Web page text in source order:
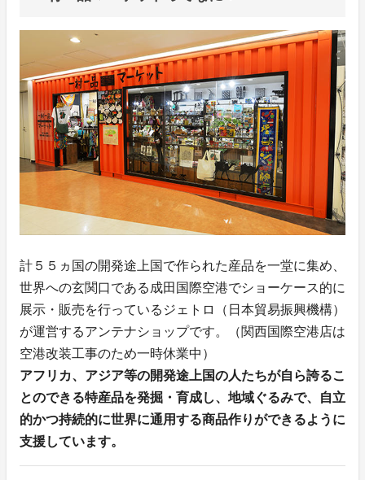
計５５ヵ国の開発途上国で作られた産品を一堂に集め、
世界への玄関口である成田国際空港でショーケース的に
展示・販売を行っているジェトロ（日本貿易振興機構）
が運営するアンテナショップです。（関西国際空港店は
空港改装工事のため一時休業中）
アフリカ、アジア等の開発途上国の人たちが自ら誇るこ
とのできる特産品を発掘・育成し、地域ぐるみで、自立
的かつ持続的に世界に通用する商品作りができるように
支援しています。